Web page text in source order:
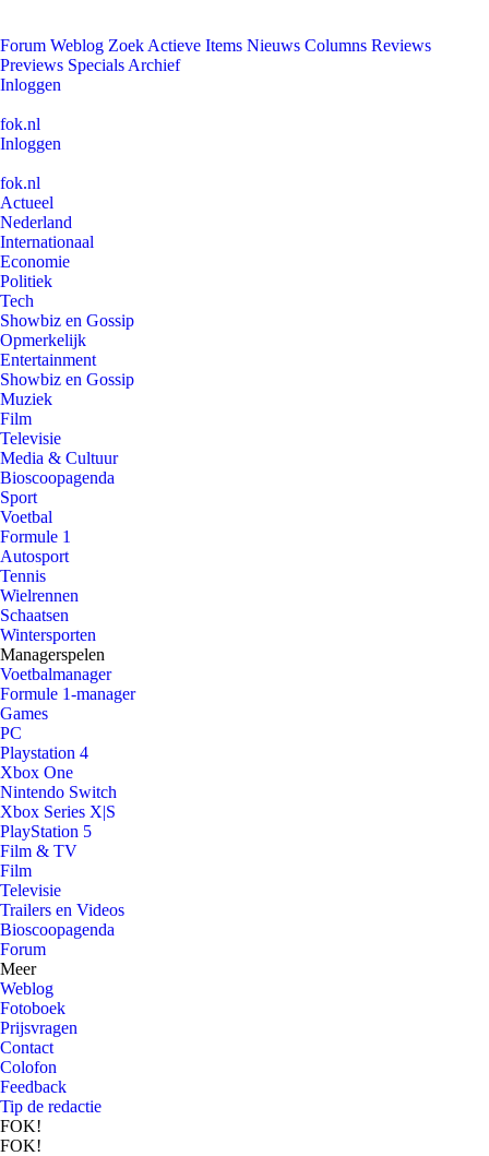
Forum Weblog Zoek Actieve Items Nieuws Columns Reviews
Previews Specials Archief
Inloggen
fok.nl
Inloggen
fok.nl
Actueel
Nederland
Internationaal
Economie
Politiek
Tech
Showbiz en Gossip
Opmerkelijk
Entertainment
Showbiz en Gossip
Muziek
Film
Televisie
Media & Cultuur
Bioscoopagenda
Sport
Voetbal
Formule 1
Autosport
Tennis
Wielrennen
Schaatsen
Wintersporten
Managerspelen
Voetbalmanager
Formule 1-manager
Games
PC
Playstation 4
Xbox One
Nintendo Switch
Xbox Series X|S
PlayStation 5
Film & TV
Film
Televisie
Trailers en Videos
Bioscoopagenda
Forum
Meer
Weblog
Fotoboek
Prijsvragen
Contact
Colofon
Feedback
Tip de redactie
FOK!
FOK!